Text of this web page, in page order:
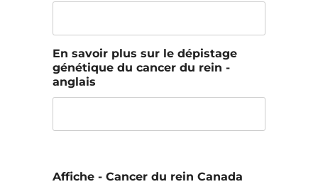
En savoir plus sur le dépistage
génétique du cancer du rein -
anglais
Affiche - Cancer du rein Canada